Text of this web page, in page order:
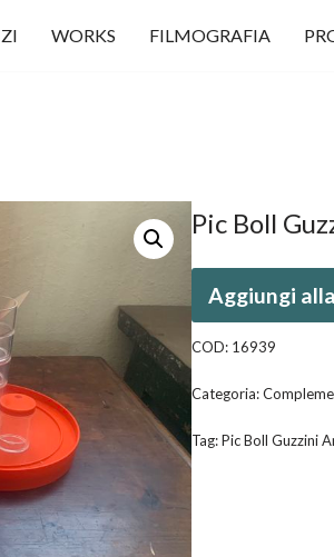
WORKS FILMOGRAFIA
Pic Boll
Aggiungi
COD: 16939
Categoria:
Tag:Pic Boll Guzzini